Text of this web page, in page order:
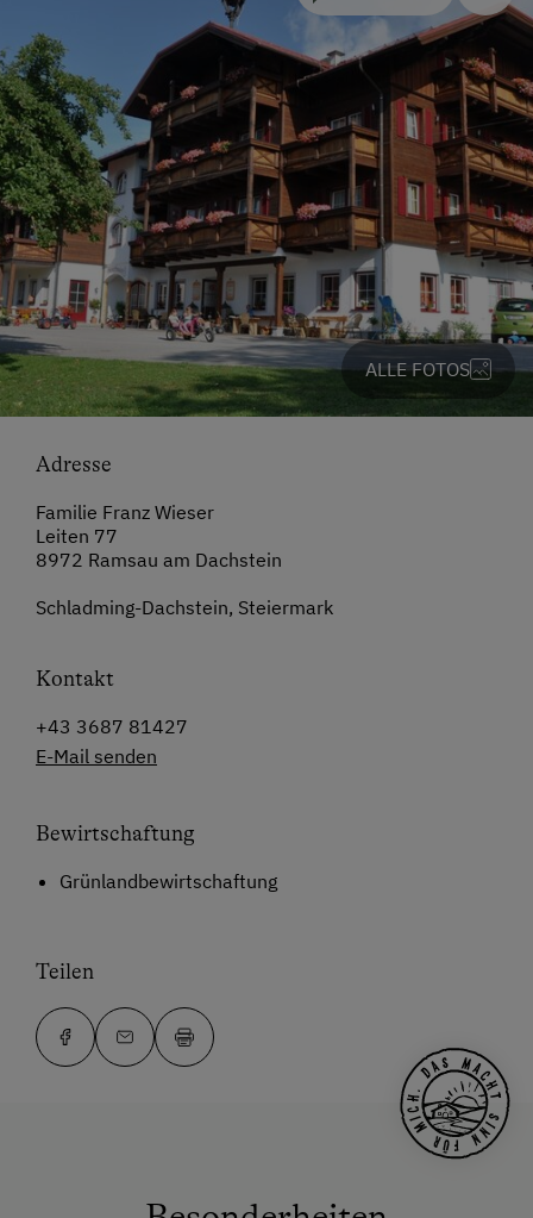
ALLE FOTOS
Adresse
Familie Franz Wieser
Leiten 77
8972 Ramsau am Dachstein
Schladming-Dachstein, Steiermark
Kontakt
+43 3687 81427
E-Mail senden
Bewirtschaftung
Grünlandbewirtschaftung
Teilen